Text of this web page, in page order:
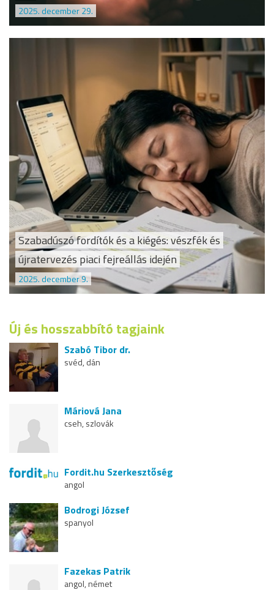
2025. december 29.
Szabadúszó fordítók és a kiégés: vészfék és
újratervezés piaci fejreállás idején
2025. december 9.
Új és hosszabbító tagjaink
Szabó Tibor dr.
svéd, dán
Máriová Jana
cseh, szlovák
Fordit.hu Szerkesztőség
angol
Bodrogi József
spanyol
Fazekas Patrik
angol, német